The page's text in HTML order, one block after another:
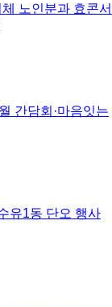
노인분과 효콘서
간담회·마음잇는
유1동 단오 행사